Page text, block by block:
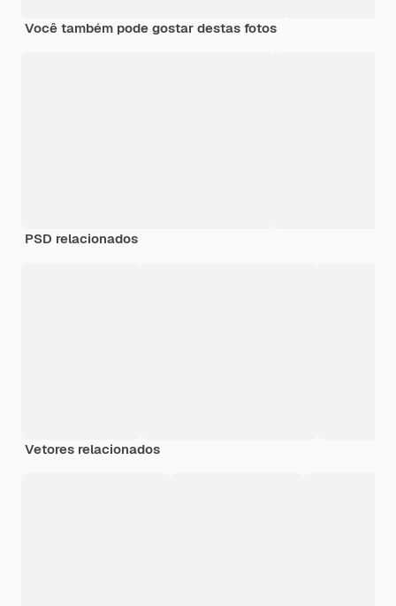
Você também pode gostar destas fotos
PSD relacionados
Vetores relacionados